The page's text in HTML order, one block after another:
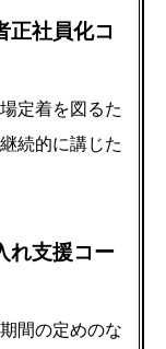
正社員化コ
定着を図るた
続的に講じた
れ支援コー
間の定めのな